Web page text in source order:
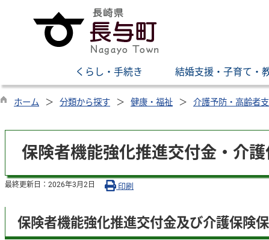
くらし・手続き 結婚支援・子育て・
ホーム 分類から探す 健康・福祉 介護予防・高齢者
保険者機能強化推進交付金・介
最終更新日： 2026年3月2日 印刷
保険者機能強化推進交付金及び介護保険